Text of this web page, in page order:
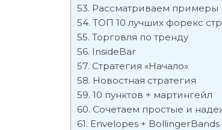
Рассматриваем примеры
ТОП 10 лучших форекс
Торговля по тренду
InsideBar
Стратегия «Начало»
Новостная стратегия
10 пунктов + мартингейл
Сочетаем простые и
Envelopes + BollingerBands